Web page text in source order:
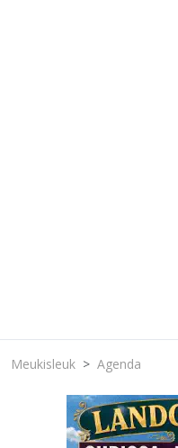
Meukisleuk Agenda